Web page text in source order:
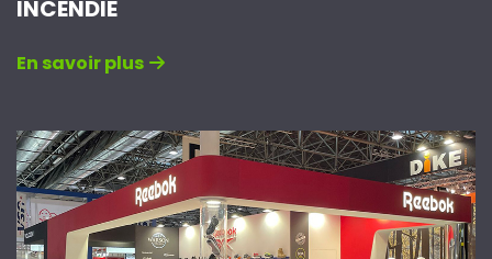
INCENDIE
En savoir plus